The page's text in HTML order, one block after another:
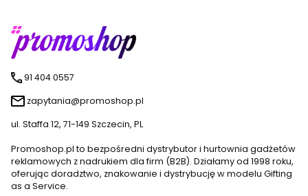
91 404 0557
zapytania@promoshop.pl
ul. Staffa 12, 71-149 Szczecin, PL
Promoshop.pl to bezpośredni dystrybutor i hurtownia gadżetów
reklamowych z nadrukiem dla firm (B2B). Działamy od 1998 roku,
oferując doradztwo, znakowanie i dystrybucję w modelu Gifting
as a Service.